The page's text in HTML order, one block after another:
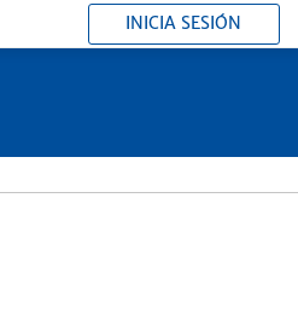
INICIA SESIÓN